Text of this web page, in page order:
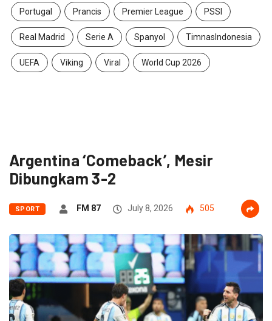
Portugal Prancis Premier League PSSI
Real Madrid Serie A Spanyol TimnasIndonesia
UEFA Viking Viral World Cup 2026
Argentina ‘Comeback’, Mesir
Dibungkam 3-2
SPORT FM 87 July 8, 2026 505